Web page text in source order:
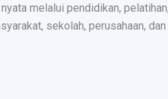
melalui pendidikan,
sekolah, perusahaan,